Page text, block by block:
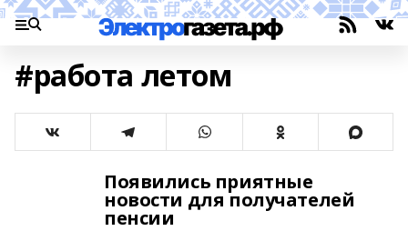
#работа летом
Появились приятные
новости для получателей
пенсии